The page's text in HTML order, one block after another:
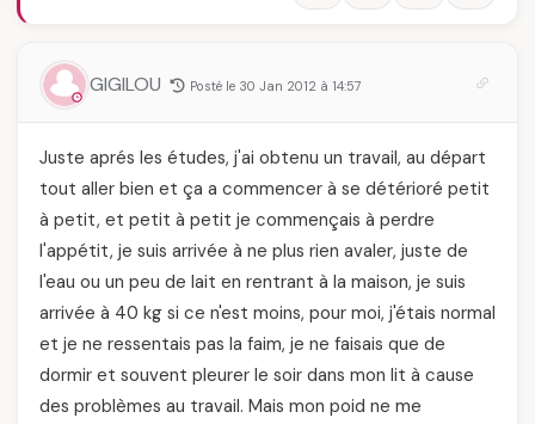
GIGILOU Posté le 30 Jan 2012 à 14:57
Juste aprés les études, j'ai obtenu un travail, au départ
tout aller bien et ça a commencer à se détérioré petit
à petit, et petit à petit je commençais à perdre
l'appétit, je suis arrivée à ne plus rien avaler, juste de
l'eau ou un peu de lait en rentrant à la maison, je suis
arrivée à 40 kg si ce n'est moins, pour moi, j'étais normal
et je ne ressentais pas la faim, je ne faisais que de
dormir et souvent pleurer le soir dans mon lit à cause
des problèmes au travail. Mais mon poid ne me